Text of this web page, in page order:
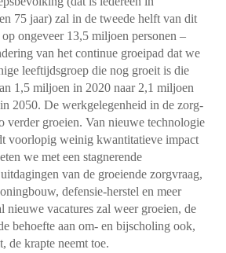
75 jaar) zal in de tweede helft van dit
ongeveer 13,5 miljoen personen –
van het continue groeipad dat we
leeftijdsgroep die nog groeit is die
1,5 miljoen in 2020 naar 2,1 miljoen
2050. De werkgelegenheid in de zorg-
verder groeien. Van nieuwe technologie
voorlopig weinig kwantitatieve impact
we met een stagnerende
van de groeiende zorgvraag,
defensie-herstel en meer
nieuwe vacatures zal weer groeien, de
behoefte aan om- en bijscholing ook,
de krapte neemt toe.